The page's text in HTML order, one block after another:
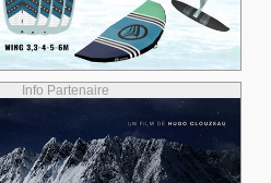
Info Partenaire